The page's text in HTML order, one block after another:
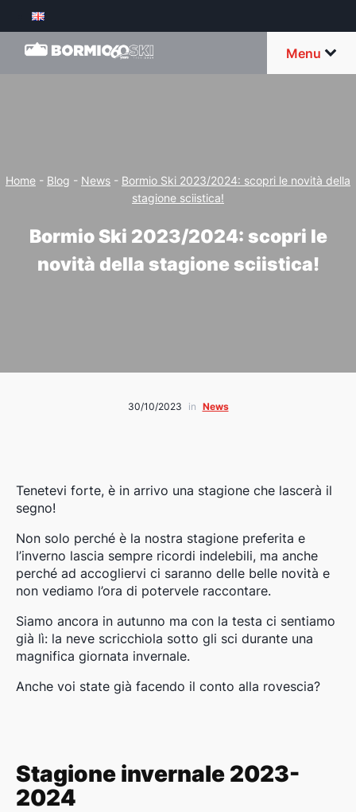
Menu
Home - Blog - News - Bormio Ski 2023/2024: scopri le novità della
stagione sciistica!
Bormio Ski 2023/2024: scopri le
novità della stagione sciistica!
30/10/2023 in News
Tenetevi forte, è in arrivo una stagione che lascerà il
segno!
Non solo perché è la nostra stagione preferita e
l’inverno lascia sempre ricordi indelebili, ma anche
perché ad accogliervi ci saranno delle belle novità e
non vediamo l’ora di potervele raccontare.
Siamo ancora in autunno ma con la testa ci sentiamo
già lì: la neve scricchiola sotto gli sci durante una
magnifica giornata invernale.
Anche voi state già facendo il conto alla rovescia?
Stagione invernale 2023-
2024